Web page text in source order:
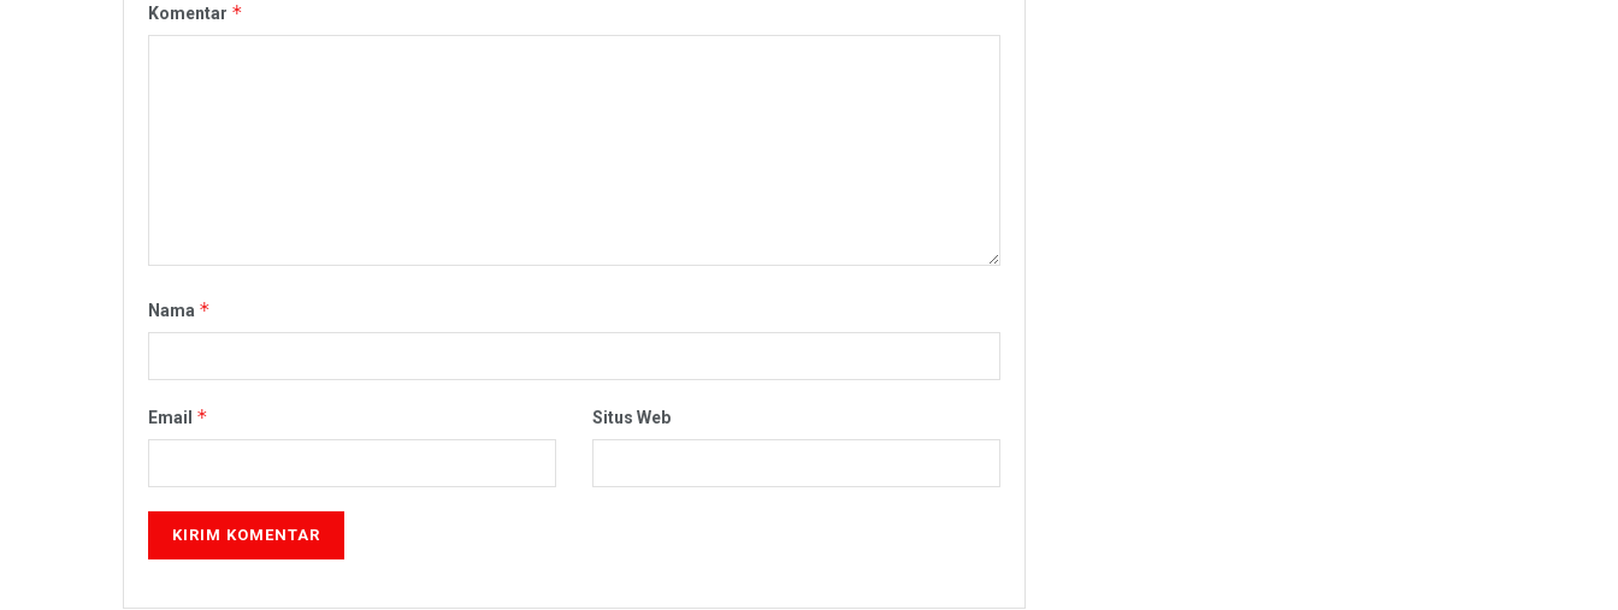
Komentar *
Nama *
Email * Situs Web